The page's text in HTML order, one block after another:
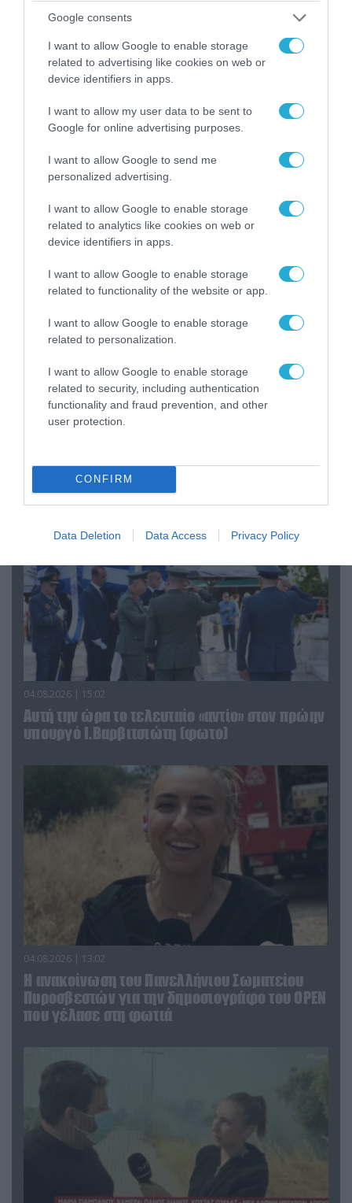
Google consents
I want to allow Google to enable storage
related to advertising like cookies on web or
device identifiers in apps.
I want to allow my user data to be sent to
Google for online advertising purposes.
I want to allow Google to send me
personalized advertising.
I want to allow Google to enable storage
related to analytics like cookies on web or
device identifiers in apps.
I want to allow Google to enable storage
related to functionality of the website or app.
I want to allow Google to enable storage
related to personalization.
I want to allow Google to enable storage
related to security, including authentication
functionality and fraud prevention, and other
user protection.
CONFIRM
Data Deletion Data Access Privacy Policy
06.08.2026 | 14:02
«Επιχείρηση ελεύθερα πεζοδρόμια» στην
Αθήνα: Απομακρύνθηκαν παράνομα
αντικείμενα από κοινόχρηστους χώρους
06.08.2026 | 09:03
«Οι εντελώς αθώοι»: Η ανάρτηση του Αρκά για
Αττικής (φωτο)
04.08.2026 | 15:02
Αυτή την ώρα το τελευταίο «αντίο» στον πρώην
υπουργό Ι.Βαρβιτσιώτη (φωτο)
04.08.2026 | 13:02
Η ανακοίνωση του Πανελλήνιου Σωματείου
Πυροσβεστών για την δημοσιογράφο του OPEN
που γέλασε στη φωτιά